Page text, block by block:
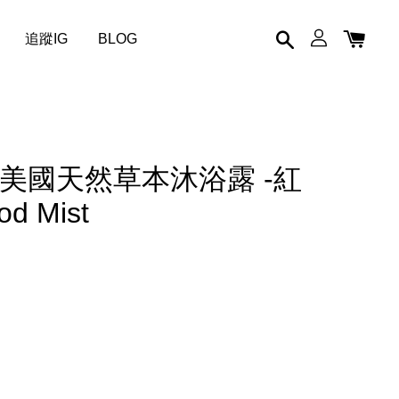
追蹤IG BLOG
國天然草本沐浴露 -紅
Mist